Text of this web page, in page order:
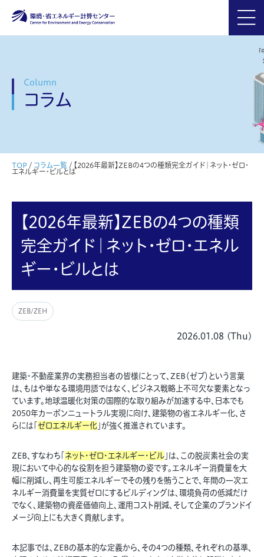
Column
コラム
TOP / コラム一覧 / 【2026年最新】ZEBの4つの種類完全ガイド｜ネット・ゼロ・
エネルギー・ビルとは
【2026年最新】ZEBの4つの種類
完全ガイド｜ネット・ゼロ・エネル
ギー・ビルとは
ZEB/ZEH
2026.01.08 (Thu)
建築・不動産業界の実務担当者の皆様にとって、ZEB（ゼブ）という言葉
は、もはや単なる環境用語ではなく、ビジネス戦略上不可欠な要素となっ
ています。地球温暖化対策の国際的な取り組みが加速する中、日本でも
2050年カーボンニュートラル実現に向け、建築物の省エネルギー化、さ
らには「 ゼロエネルギー化」が強く推進されています。
ZEB、すなわち「 ネット・ゼロ・エネルギー・ビル」は、この脱炭素社会の実
現において中心的な役割を担う建築物の姿です。エネルギー消費量を大
幅に削減し、再生可能エネルギーでその残りを賄うことで、年間の一次エ
ネルギー消費量を実質ゼロにするビルディングは、環境負荷の低減だけ
でなく、建築物の資産価値向上、運用コスト削減、そして企業のブランドイ
メージ向上にも大きく貢献します。
本記事では、ZEBの基本的な定義から、その4つの種類、それぞれの基準、